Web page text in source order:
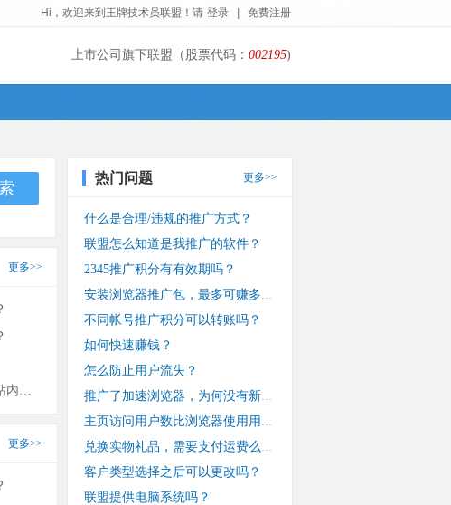
Hi，欢迎来到王牌技术员联盟！请 登录 免费注册
上市公司旗下联盟（股票代码： 002195)
更多>>
什么是站内信？在哪里查看站内信？
更多>>
热门问题 更多>>
什么是合理/违规的推广方式？
联盟怎么知道是我推广的软件？
2345推广积分有有效期吗？
安装浏览器推广包，最多可赚多少钱？
不同帐号推广积分可以转账吗？
如何快速赚钱？
怎么防止用户流失？
推广了加速浏览器，为何没有新装收入？
主页访问用户数比浏览器使用用户数少？
兑换实物礼品，需要支付运费么？
客户类型选择之后可以更改吗？
联盟提供电脑系统吗？